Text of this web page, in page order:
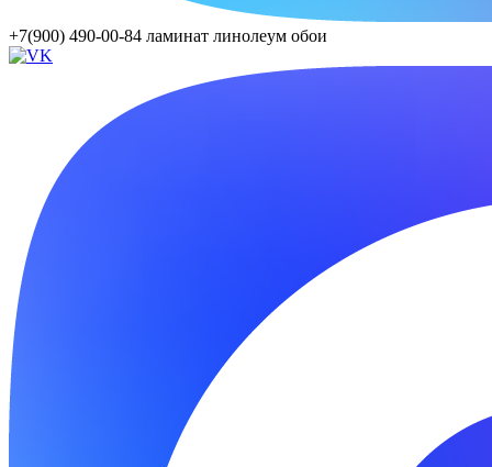
+7(900) 490-00-84 ламинат линолеум обои